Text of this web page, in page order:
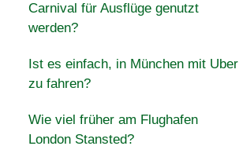
Carnival für Ausflüge genutzt
werden?
Ist es einfach, in München mit Uber
zu fahren?
Wie viel früher am Flughafen
London Stansted?